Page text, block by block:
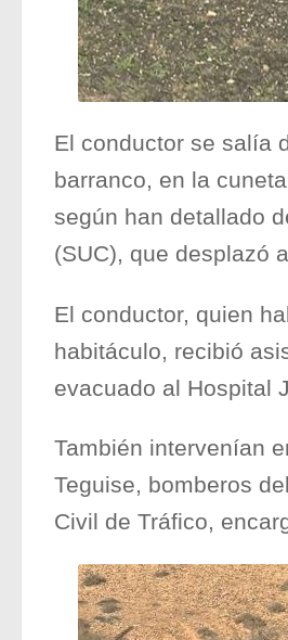
El conductor se salía
barranco, en la
según han detallado
(SUC), que desplazó
El conductor, quien
habitáculo, recibió
evacuado al Hospital
También intervenían
Teguise, bomberos
Civil de Tráfico,